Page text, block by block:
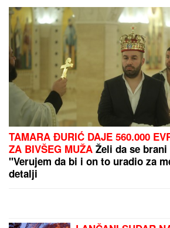
Pre 10 godina proglasili su je za
SAVRŠENIM TELOM! Evo kako
INTER I MESINASTAVLjAJU
"mora" da pobedi, ali kako